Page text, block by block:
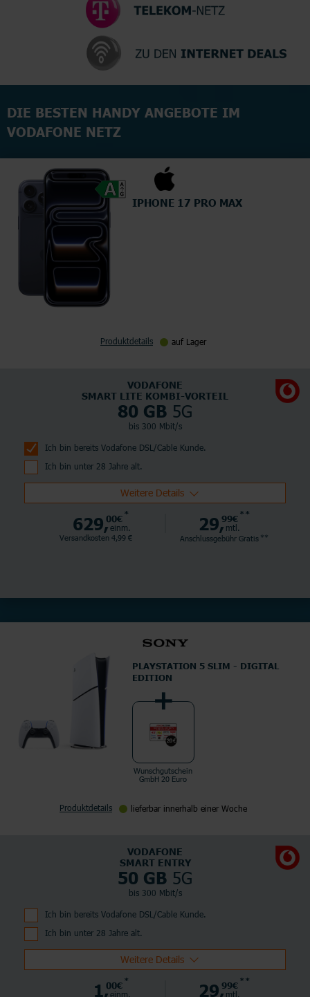
DIE BESTEN HANDY ANGEBOTE IM
VODAFONE NETZ
IPHONE 17 PRO MAX
Produktdetails auf Lager
VODAFONE
SMART LITE KOMBI-VORTEIL
80 GB 5G
bis 300 Mbit/s
Ich bin bereits Vodafone DSL/Cable Kunde.
Ich bin unter 28 Jahre alt.
Weitere Details
629,00€ *
einm.
Versandkosten 4,99 €
29,99€ **
mtl.
Anschlussgebühr Gratis **
PLAYSTATION 5 SLIM - DIGITAL
EDITION
Wunschgutschein
GmbH 20 Euro
Produktdetails lieferbar innerhalb einer Woche
VODAFONE
SMART ENTRY
50 GB 5G
bis 300 Mbit/s
Ich bin bereits Vodafone DSL/Cable Kunde.
Ich bin unter 28 Jahre alt.
Weitere Details
1,00€ *
einm. 29,99€ **
mtl.